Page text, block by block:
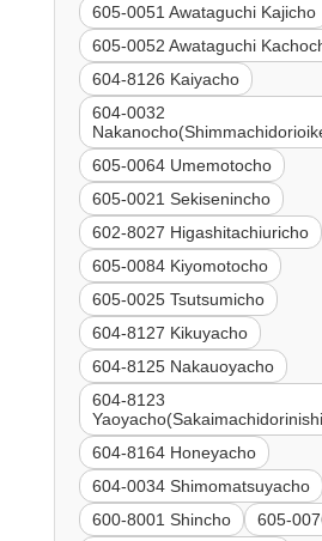
605-0051 Awataguchi Kajicho
605-0052 Awataguchi
604-8126 Kaiyacho
604-0032
605-0064 Umemotocho
605-0021 Sekisenincho
602-8027 Higashitachiuricho
605-0084 Kiyomotocho
605-0025 Tsutsumicho
604-8127 Kikuyacho
604-8125 Nakauoyacho
604-8123
604-8164 Honeyacho
604-0034 Shimomatsuyacho
600-8001 Shincho
605-